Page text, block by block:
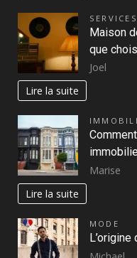
SERVICES
Maison
que
Joel
Lire la suite
Marise
Lire la suite
MODE